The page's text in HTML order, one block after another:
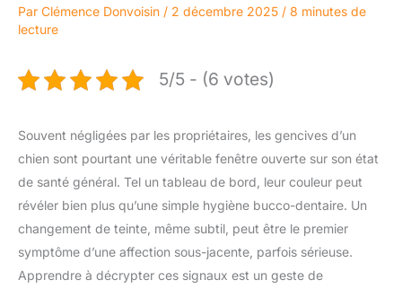
Par Clémence Donvoisin / 2 décembre 2025 / 8 minutes de
lecture
5/5 - (6 votes)
Souvent négligées par les propriétaires, les gencives d’un
chien sont pourtant une véritable fenêtre ouverte sur son état
de santé général. Tel un tableau de bord, leur couleur peut
révéler bien plus qu’une simple hygiène bucco-dentaire. Un
changement de teinte, même subtil, peut être le premier
symptôme d’une affection sous-jacente, parfois sérieuse.
Apprendre à décrypter ces signaux est un geste de